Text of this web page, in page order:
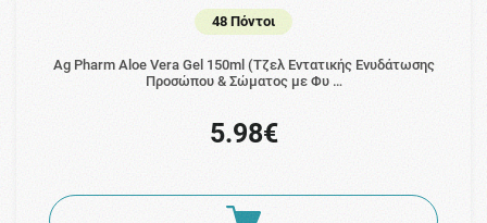
48 Πόντοι
Ag Pharm Aloe Vera Gel 150ml (Τζελ Εντατικής Ενυδάτωσης
Προσώπου & Σώματος με Φυ …
5.98€